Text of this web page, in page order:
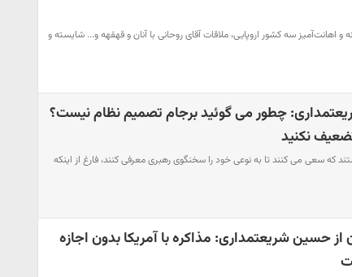
و اهانت‌آمیز سه کشور اروپایی، ملاقات آقای روحانی با آنان و قهقهه و... شایسته و
چطور می گوئید برجام تصمیم نظام نیست؟
نکنید
که سعی می کنند تا به نوعی خود را سخنگوی رهبری معرفی کنند، فارغ از اینکه
از حسین شریعتمداری: مذاکره با آمریکا بدون اجازه